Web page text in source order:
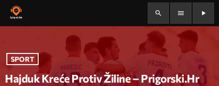
search menu play_arrow
SPORT
Hajduk Kreće Protiv Žiline – Prigorski.hr